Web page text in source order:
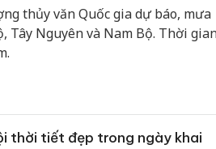
thủy văn Quốc gia dự báo, mưa
Tây Nguyên và Nam Bộ. Thời
thời tiết đẹp trong ngày khai